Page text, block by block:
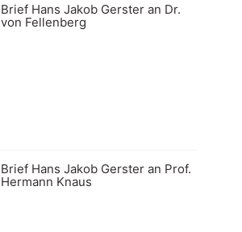
Brief Hans Jakob Gerster an Dr.
von Fellenberg
Brief Hans Jakob Gerster an Prof.
Hermann Knaus